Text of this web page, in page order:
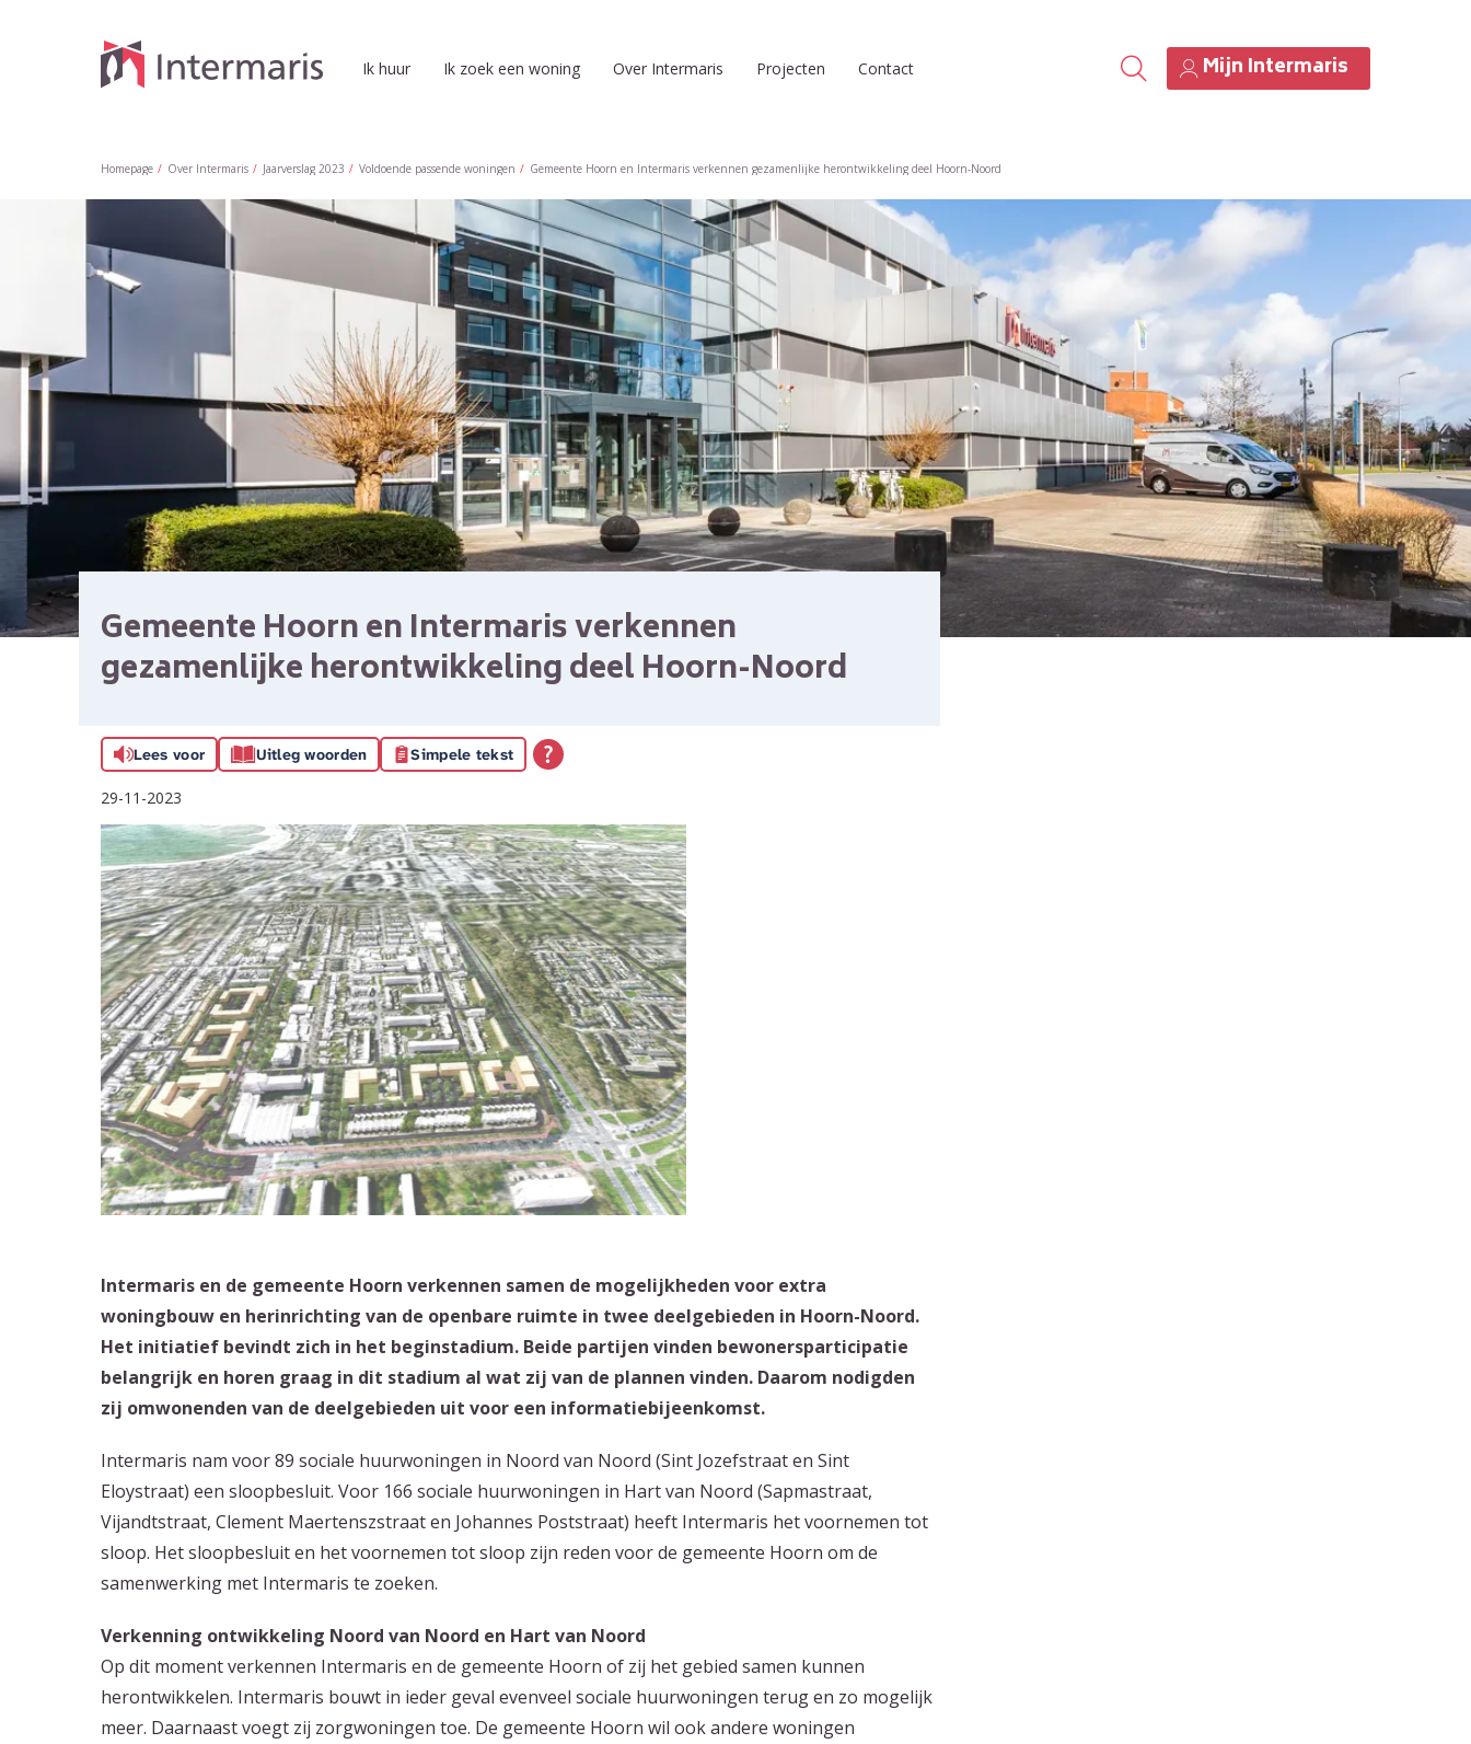
Naar hoofdinhoud
Naar hoofdnavigatiemenu
Naar zoeken
Naar de homepage
Ik huur Ik zoek een woning Over Intermaris Projecten Contact Mijn Intermaris
Homepage Over Intermaris Jaarverslag 2023 Voldoende passende woningen Gemeente Hoorn en Intermaris verkennen gezamenlijke herontwikkeling deel Hoorn-Noord
Gemeente Hoorn en Intermaris verkennen
gezamenlijke herontwikkeling deel Hoorn-Noord
Lees voor Uitleg woorden Simpele tekst
29-11-2023
Intermaris en de gemeente Hoorn verkennen samen de mogelijkheden voor extra
woningbouw en herinrichting van de openbare ruimte in twee deelgebieden in Hoorn-Noord.
Het initiatief bevindt zich in het beginstadium. Beide partijen vinden bewonersparticipatie
belangrijk en horen graag in dit stadium al wat zij van de plannen vinden. Daarom nodigden
zij omwonenden van de deelgebieden uit voor een informatiebijeenkomst.
Intermaris nam voor 89 sociale huurwoningen in Noord van Noord (Sint Jozefstraat en Sint
Eloystraat) een sloopbesluit. Voor 166 sociale huurwoningen in Hart van Noord (Sapmastraat,
Vijandtstraat, Clement Maertenszstraat en Johannes Poststraat) heeft Intermaris het voornemen tot
sloop. Het sloopbesluit en het voornemen tot sloop zijn reden voor de gemeente Hoorn om de
samenwerking met Intermaris te zoeken.
Verkenning ontwikkeling Noord van Noord en Hart van Noord
Op dit moment verkennen Intermaris en de gemeente Hoorn of zij het gebied samen kunnen
herontwikkelen. Intermaris bouwt in ieder geval evenveel sociale huurwoningen terug en zo mogelijk
meer. Daarnaast voegt zij zorgwoningen toe. De gemeente Hoorn wil ook andere woningen